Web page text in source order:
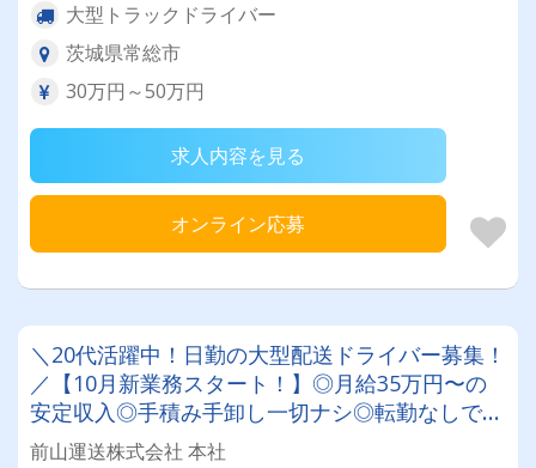
大型トラックドライバー
茨城県常総市
30万円～50万円
求人内容を見る
オンライン応募
＼20代活躍中！日勤の大型配送ドライバー募集！
／【10月新業務スタート！】◎月給35万円〜の
安定収入◎手積み手卸し一切ナシ◎転勤なしで腰
を据えて働けます！
前山運送株式会社 本社